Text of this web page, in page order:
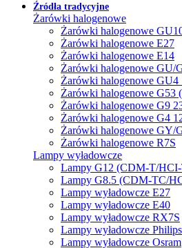
Źródła tradycyjne
Żarówki halogenowe
Żarówki halogenowe
Żarówki halogenowe E27
Żarówki halogenowe E14
Żarówki halogenowe GU/
Żarówki halogenowe GU4
Żarówki halogenowe G53
Żarówki halogenowe G9
Żarówki halogenowe G4
Żarówki halogenowe GY/
Żarówki halogenowe R7S
Lampy wyładowcze
Lampy G12 (CDM-T/
Lampy G8.5 (CDM-TC/
Lampy wyładowcze E27
Lampy wyładowcze E40
Lampy wyładowcze RX7S
Lampy wyładowcze Philips
Lampy wyładowcze Osram